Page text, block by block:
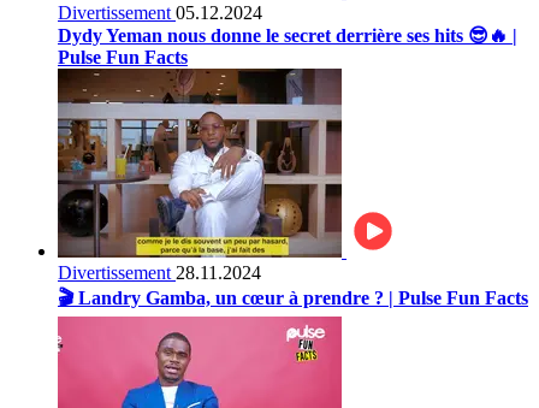
Divertissement 05.12.2024
Dydy Yeman nous donne le secret derrière ses hits 😎🔥 |
Pulse Fun Facts
Divertissement 28.11.2024
🎬 Landry Gamba, un cœur à prendre ? | Pulse Fun Facts